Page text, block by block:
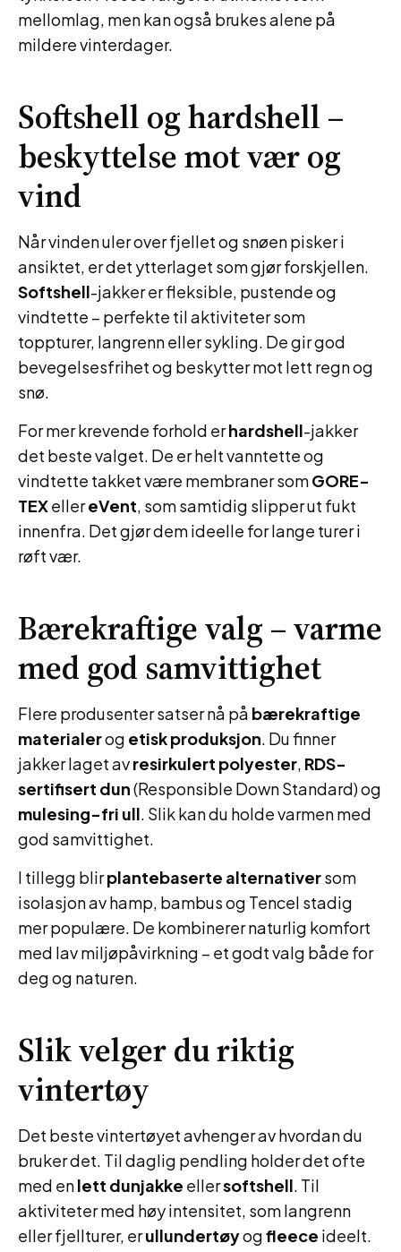
mellomlag, men kan også brukes alene på
mildere vinterdager.
Softshell og hardshell –
beskyttelse mot vær og
vind
Når vinden uler over fjellet og snøen pisker i
ansiktet, er det ytterlaget som gjør forskjellen.
Softshell-jakker er fleksible, pustende og
vindtette – perfekte til aktiviteter som
toppturer, langrenn eller sykling. De gir god
bevegelsesfrihet og beskytter mot lett regn og
snø.
For mer krevende forhold erhardshell-jakker
det beste valget. De er helt vanntette og
vindtette takket være membraner somGORE-
TEXellereVent, som samtidig slipper ut fukt
innenfra. Det gjør dem ideelle for lange turer i
røft vær.
Bærekraftige valg – varme
med god samvittighet
Flere produsenter satser nå på bærekraftige
materialerog etisk produksjon. Du finner
jakker laget avresirkulert polyester, RDS-
sertifisert dun(Responsible Down Standard) og
mulesing-fri ull. Slik kan du holde varmen med
god samvittighet.
I tillegg blirplantebaserte alternativersom
isolasjon av hamp, bambus og Tencel stadig
mer populære. De kombinerer naturlig komfort
med lav miljøpåvirkning – et godt valg både for
deg og naturen.
Slik velger du riktig
vintertøy
Det beste vintertøyet avhenger av hvordan du
bruker det. Til daglig pendling holder det ofte
med enlett dunjakke ellersoftshell. Til
aktiviteter med høy intensitet, som langrenn
eller fjellturer, erullundertøyogfleece ideelt.